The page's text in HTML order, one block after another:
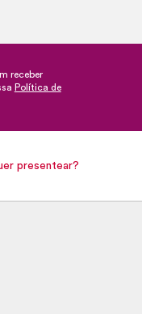
receber
Política de
presentear?